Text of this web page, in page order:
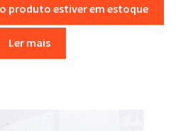
produto estiver em estoque
Ler mais